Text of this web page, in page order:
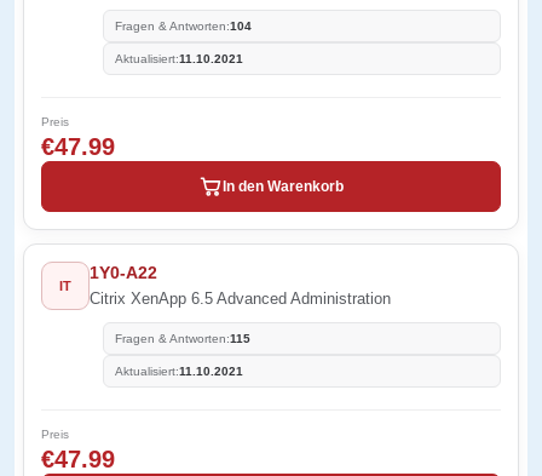
Fragen & Antworten:104
Aktualisiert:11.10.2021
Preis
€47.99
In den Warenkorb
IT
1Y0-A22
Citrix XenApp 6.5 Advanced Administration
Fragen & Antworten:115
Aktualisiert:11.10.2021
Preis
€47.99